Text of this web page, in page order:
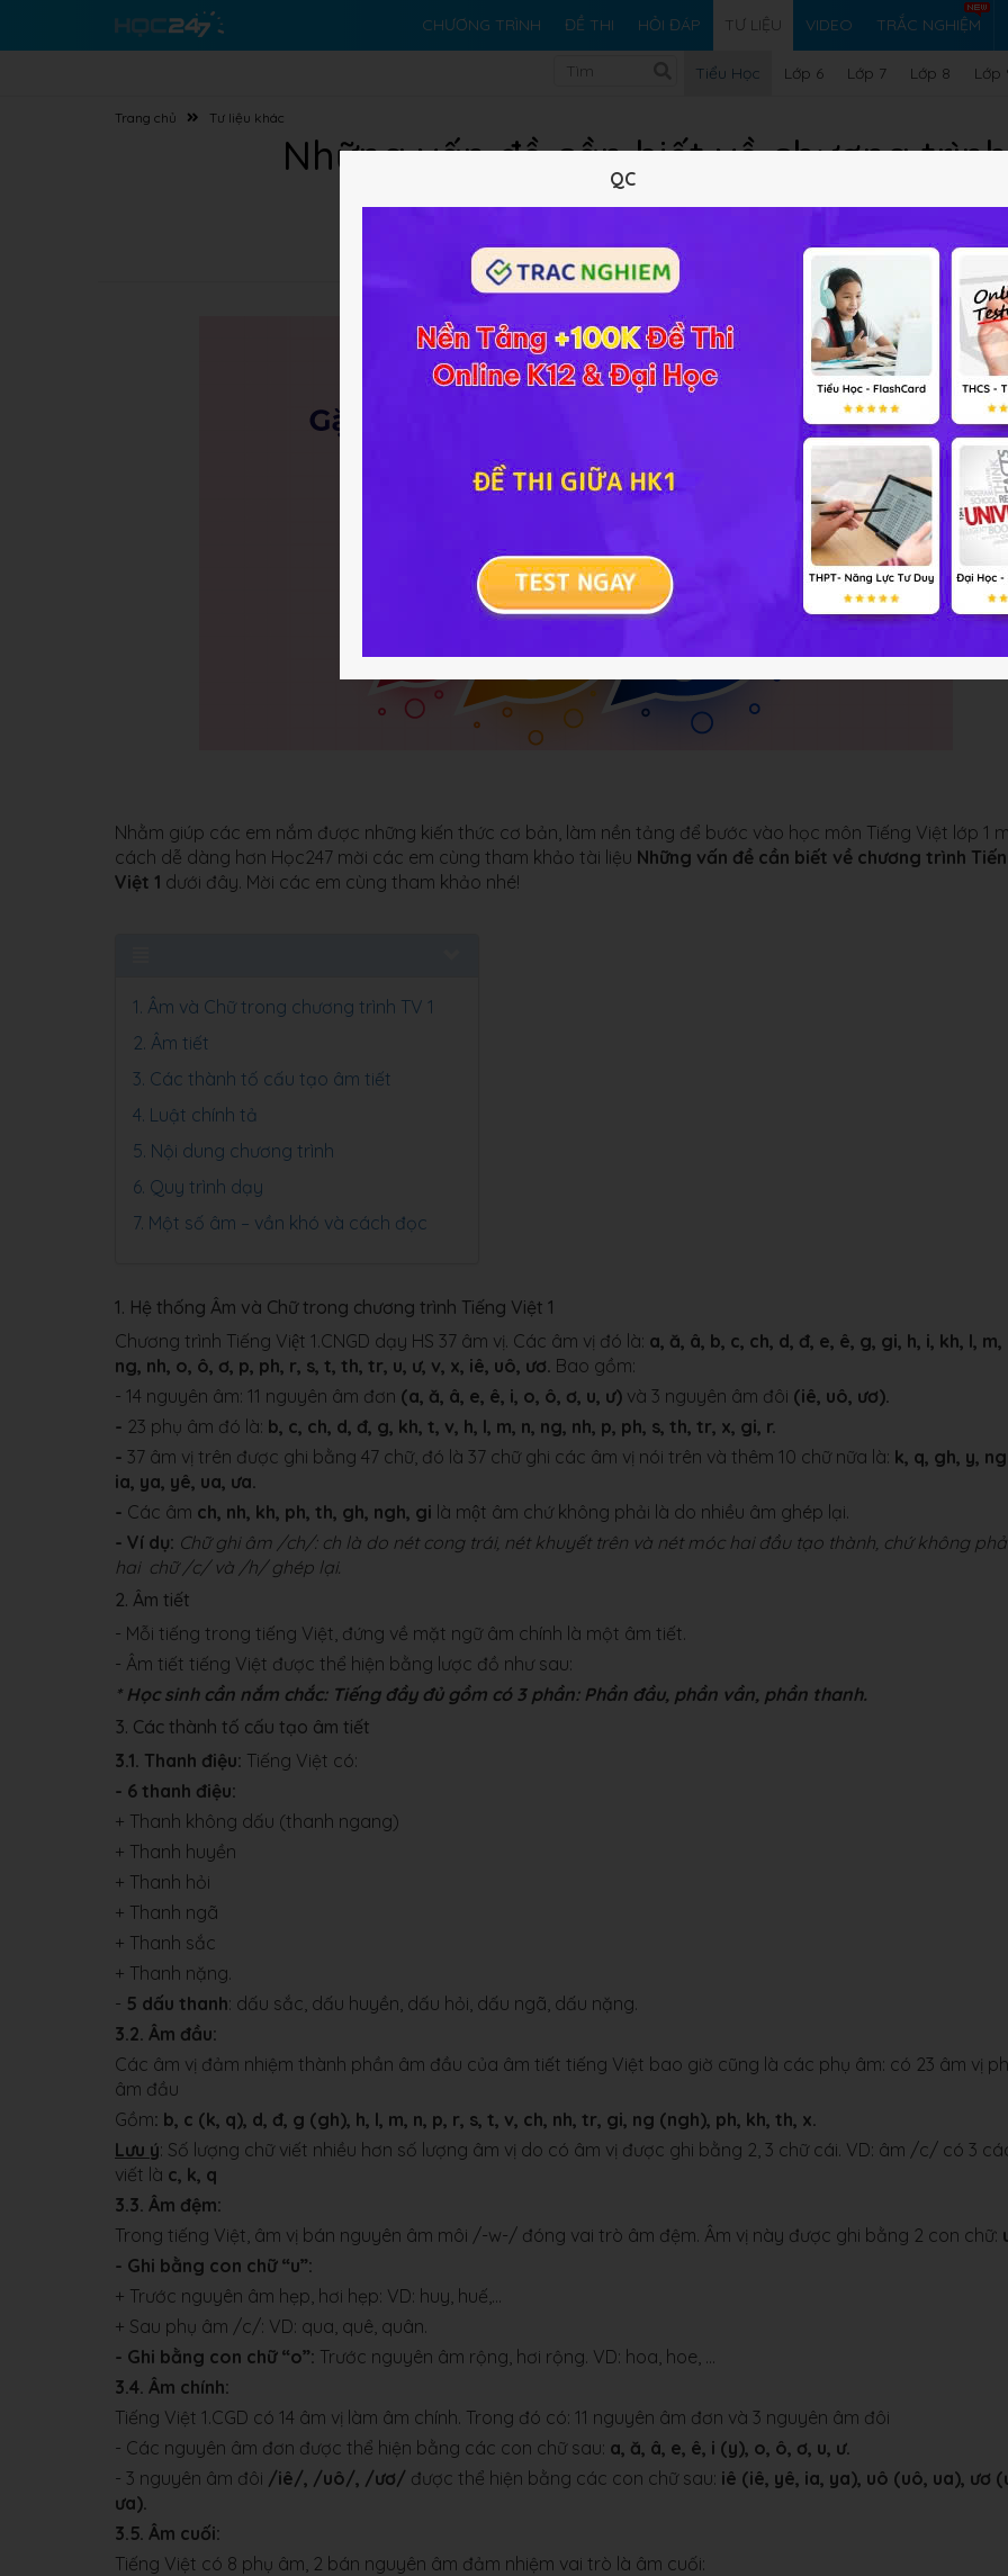
CHƯƠNG TRÌNH ĐỀ THI HỎI ĐÁP TƯ LIỆU VIDEO TRẮC NGHIỆM
Tiểu Học Lớp 6 Lớp 7 Lớp 8 Lớp
Trang chủ Tư liệu khác
Những vấn đề cần biết về chương
19/05/2021
Tóm tắt nội dung Xem online Tải về
Nhằm giúp các em nắm được những kiến thức cơ bản, làm nền tảng để bước vào học môn Tiếng Việt lớp 1
cách dễ dàng hơn Học247 mời các em cùng tham khảo tài liệu Những vấn đề cần biết về chương trình
Việt 1 dưới đây. Mời các em cùng tham khảo nhé!
1. Âm và Chữ trong chương trình TV 1
2. Âm tiết
3. Các thành tố cấu tạo âm tiết
4. Luật chính tả
5. Nội dung chương trình
6. Quy trình dạy
7. Một số âm – vần khó và cách đọc
1. Hệ thống Âm và Chữ trong chương trình Tiếng Việt 1
Chương trình Tiếng Việt 1.CNGD dạy HS 37 âm vị. Các âm vị đó là: a, ă, â, b, c, ch, d, đ, e, ê, g, gi, h, i, kh, l, m,
ng, nh, o, ô, ơ, p, ph, r, s, t, th, tr, u, ư, v, x, iê, uô, ươ. Bao gồm:
- 14 nguyên âm: 11 nguyên âm đơn (a, ă, â, e, ê, i, o, ô, ơ, u, ư) và 3 nguyên âm đôi (iê, uô, ươ).
- 23 phụ âm đó là: b, c, ch, d, đ, g, kh, t, v, h, l, m, n, ng, nh, p, ph, s, th, tr, x, gi, r.
- 37 âm vị trên được ghi bằng 47 chữ, đó là 37 chữ ghi các âm vị nói trên và thêm 10 chữ nữa là: k, q, gh, y,
ia, ya, yê, ua, ưa.
- Các âm ch, nh, kh, ph, th, gh, ngh, gi là một âm chứ không phải là do nhiều âm ghép lại.
- Ví dụ: Chữ ghi âm /ch/: ch là do nét cong trái, nét khuyết trên và nét móc hai đầu tạo thành, chứ không
hai chữ /c/ và /h/ ghép lại.
2. Âm tiết
- Mỗi tiếng trong tiếng Việt, đứng về mặt ngữ âm chính là một âm tiết.
- Âm tiết tiếng Việt được thể hiện bằng lược đồ như sau:
* Học sinh cần nắm chắc: Tiếng đầy đủ gồm có 3 phần: Phần đầu, phần vần, phần thanh.
3. Các thành tố cấu tạo âm tiết
3.1. Thanh điệu: Tiếng Việt có:
- 6 thanh điệu:
+ Thanh không dấu (thanh ngang)
+ Thanh huyền
+ Thanh hỏi
+ Thanh ngã
+ Thanh sắc
+ Thanh nặng.
- 5 dấu thanh: dấu sắc, dấu huyền, dấu hỏi, dấu ngã, dấu nặng.
3.2. Âm đầu:
Các âm vị đảm nhiệm thành phần âm đầu của âm tiết tiếng Việt bao giờ cũng là các phụ âm: có 23 âm vị
âm đầu
Gồm: b, c (k, q), d, đ, g (gh), h, l, m, n, p, r, s, t, v, ch, nh, tr, gi, ng (ngh), ph, kh, th, x.
Lưu ý: Số lượng chữ viết nhiều hơn số lượng âm vị do có âm vị được ghi bằng 2, 3 chữ cái. VD: âm /c/ có 3
viết là c, k, q
3.3. Âm đệm:
Trong tiếng Việt, âm vị bán nguyên âm môi /-w-/ đóng vai trò âm đệm. Âm vị này được ghi bằng 2 con chữ:
- Ghi bằng con chữ “u”:
+ Trước nguyên âm hẹp, hơi hẹp: VD: huy, huế,…
+ Sau phụ âm /c/: VD: qua, quê, quân.
- Ghi bằng con chữ “o”: Trước nguyên âm rộng, hơi rộng. VD: hoa, hoe, …
3.4. Âm chính:
Tiếng Việt 1.CGD có 14 âm vị làm âm chính. Trong đó có: 11 nguyên âm đơn và 3 nguyên âm đôi
- Các nguyên âm đơn được thể hiện bằng các con chữ sau: a, ă, â, e, ê, i (y), o, ô, ơ, u, ư.
- 3 nguyên âm đôi /iê/, /uô/, /ươ/ được thể hiện bằng các con chữ sau: iê (iê, yê, ia, ya), uô (uô, ua), ươ
ưa).
3.5. Âm cuối:
Tiếng Việt có 8 phụ âm, 2 bán nguyên âm đảm nhiệm vai trò là âm cuối:
QC